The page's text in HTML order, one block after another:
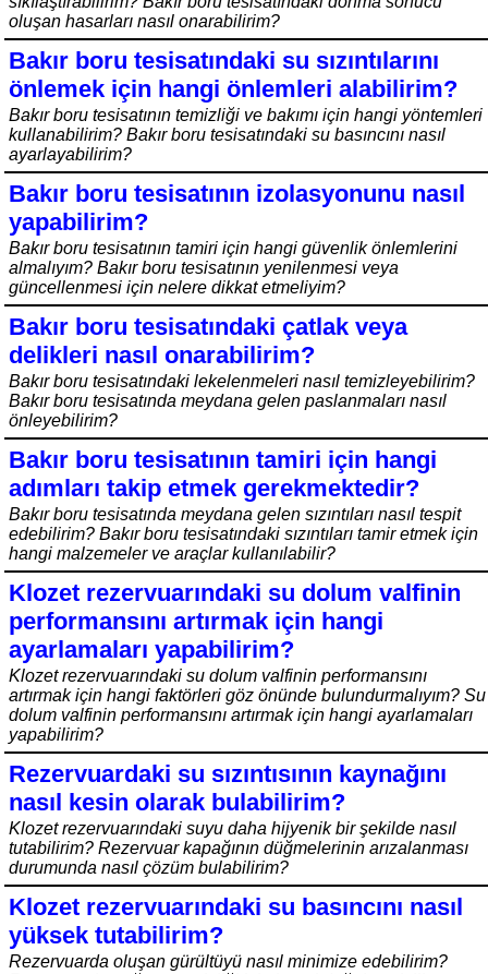
oluşan hasarları nasıl onarabilirim?
Bakır boru tesisatındaki su sızıntılarını
önlemek için hangi önlemleri alabilirim?
Bakır boru tesisatının temizliği ve bakımı için hangi yöntemleri
kullanabilirim? Bakır boru tesisatındaki su basıncını nasıl
ayarlayabilirim?
Bakır boru tesisatının izolasyonunu nasıl
yapabilirim?
Bakır boru tesisatının tamiri için hangi güvenlik önlemlerini
almalıyım? Bakır boru tesisatının yenilenmesi veya
güncellenmesi için nelere dikkat etmeliyim?
Bakır boru tesisatındaki çatlak veya
delikleri nasıl onarabilirim?
Bakır boru tesisatındaki lekelenmeleri nasıl temizleyebilirim?
Bakır boru tesisatında meydana gelen paslanmaları nasıl
önleyebilirim?
Bakır boru tesisatının tamiri için hangi
adımları takip etmek gerekmektedir?
Bakır boru tesisatında meydana gelen sızıntıları nasıl tespit
edebilirim? Bakır boru tesisatındaki sızıntıları tamir etmek için
hangi malzemeler ve araçlar kullanılabilir?
Klozet rezervuarındaki su dolum valfinin
performansını artırmak için hangi
ayarlamaları yapabilirim?
Klozet rezervuarındaki su dolum valfinin performansını
artırmak için hangi faktörleri göz önünde bulundurmalıyım? Su
dolum valfinin performansını artırmak için hangi ayarlamaları
yapabilirim?
Rezervuardaki su sızıntısının kaynağını
nasıl kesin olarak bulabilirim?
Klozet rezervuarındaki suyu daha hijyenik bir şekilde nasıl
tutabilirim? Rezervuar kapağının düğmelerinin arızalanması
durumunda nasıl çözüm bulabilirim?
Klozet rezervuarındaki su basıncını nasıl
yüksek tutabilirim?
Rezervuarda oluşan gürültüyü nasıl minimize edebilirim?